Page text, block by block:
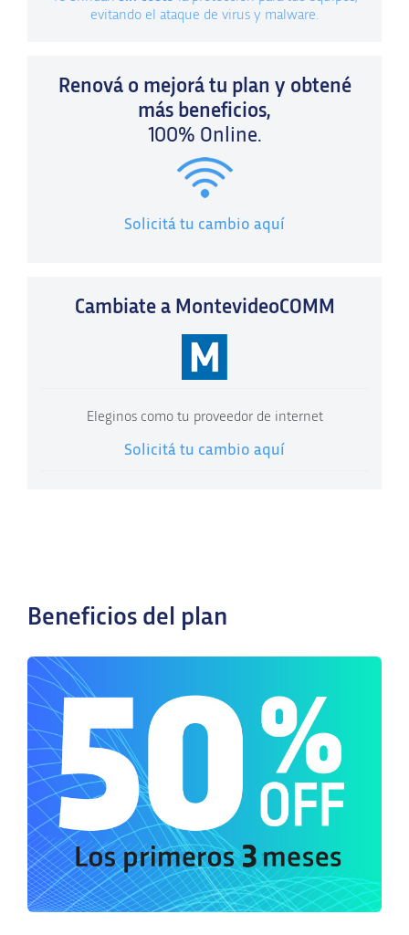
evitando el ataque de virus y malware.
Renová o mejorá tu plan y obtené
más beneficios,
100% Online.
Solicitá tu cambio aquí
Cambiate a MontevideoCOMM
Eleginos como tu proveedor de internet
Solicitá tu cambio aquí
Beneficios del plan